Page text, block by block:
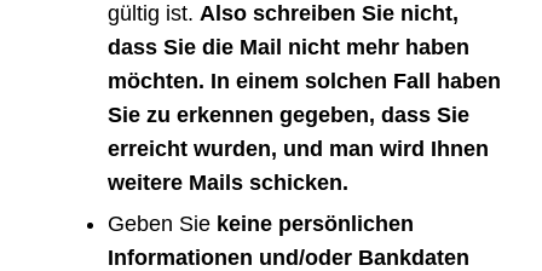
gültig ist.Also schreiben Sie nicht,
dass Sie die Mail nicht mehr haben
möchten. In einem solchen Fall haben
Sie zu erkennen gegeben, dass Sie
erreicht wurden, und man wird Ihnen
weitere Mails schicken.
Geben Sie keine persönlichen
Informationen und/oder Bankdaten